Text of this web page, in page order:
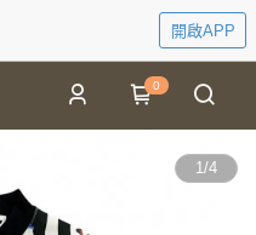
開啟APP
0
1/4